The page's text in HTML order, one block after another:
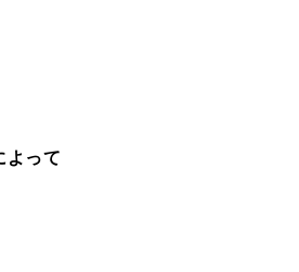
よって